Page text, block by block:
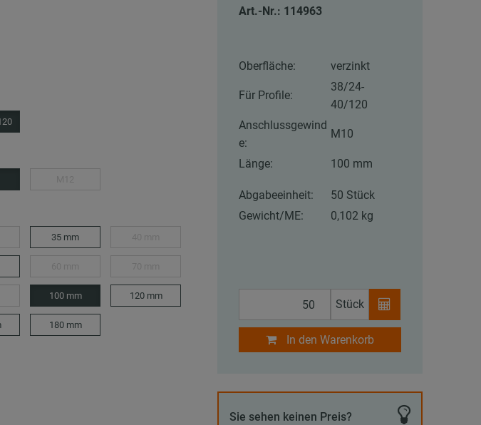
35 mm
100 mm 120 mm
180 mm
Art.-Nr.: 114963
Oberfläche: verzinkt
Für Profile:
38/24-
40/120
Anschlussgewind
e:
M10
Länge: 100 mm
Abgabeeinheit:
50 Stück
Gewicht/ME:
0,102 kg
Stück
In den Warenkorb
Sie sehen keinen Preis?